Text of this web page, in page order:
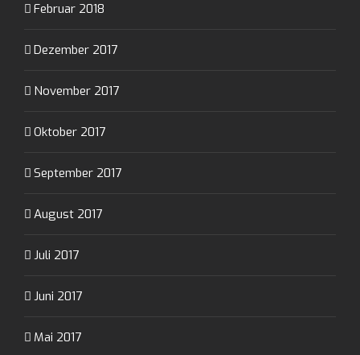
Februar 2018
Dezember 2017
November 2017
Oktober 2017
September 2017
August 2017
Juli 2017
Juni 2017
Mai 2017